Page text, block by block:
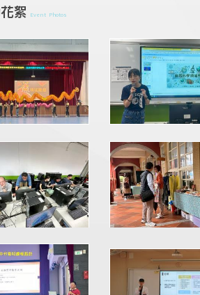
絮 Event Photos